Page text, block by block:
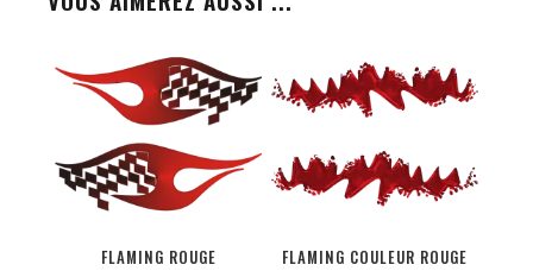
FLAMING ROUGE FLAMING COULEUR ROUGE